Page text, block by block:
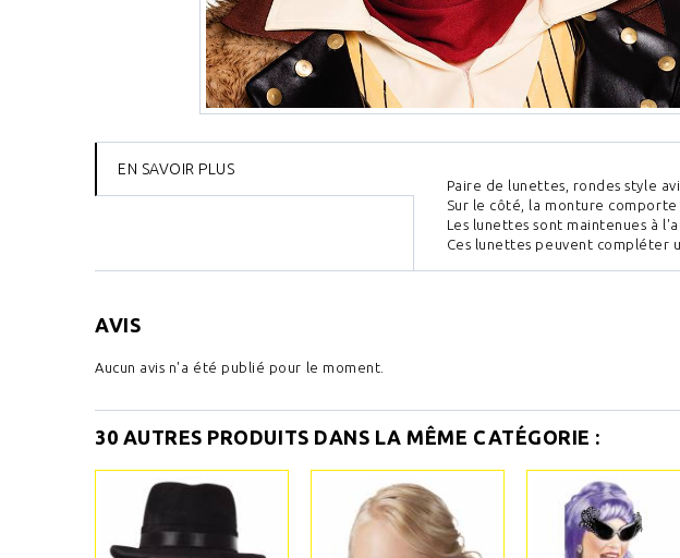
EN SAVOIR PLUS
Paire de lunettes, rondes style
Sur le côté, la monture
Les lunettes sont maintenues à
Ces lunettes peuvent compléter
AVIS
Aucun avis n'a été publié pour le moment.
30 AUTRES PRODUITS DANS LA MÊME CATÉGORIE :